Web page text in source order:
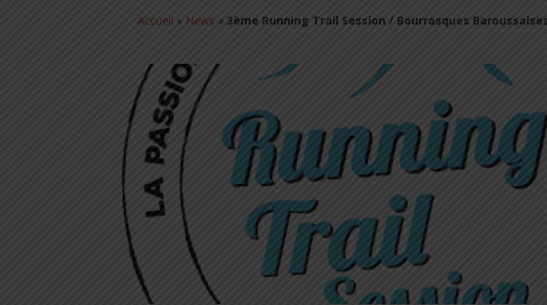
Accueil » News » 3ème Running Trail Session / Bourrasques